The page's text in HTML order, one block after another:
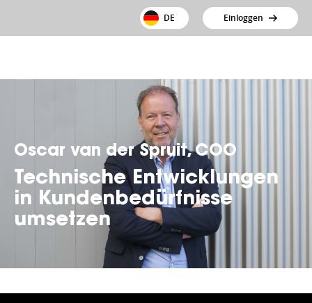
DE Einloggen
Oscar van der Spruit, COO
Technische Entwicklungen
in Kundenbedürfnisse
umsetzen